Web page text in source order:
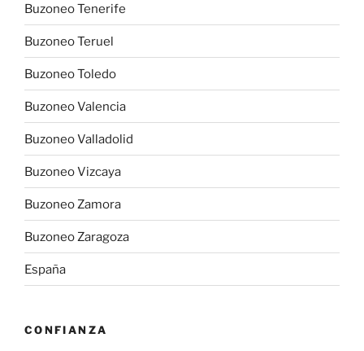
Buzoneo Tenerife
Buzoneo Teruel
Buzoneo Toledo
Buzoneo Valencia
Buzoneo Valladolid
Buzoneo Vizcaya
Buzoneo Zamora
Buzoneo Zaragoza
España
CONFIANZA